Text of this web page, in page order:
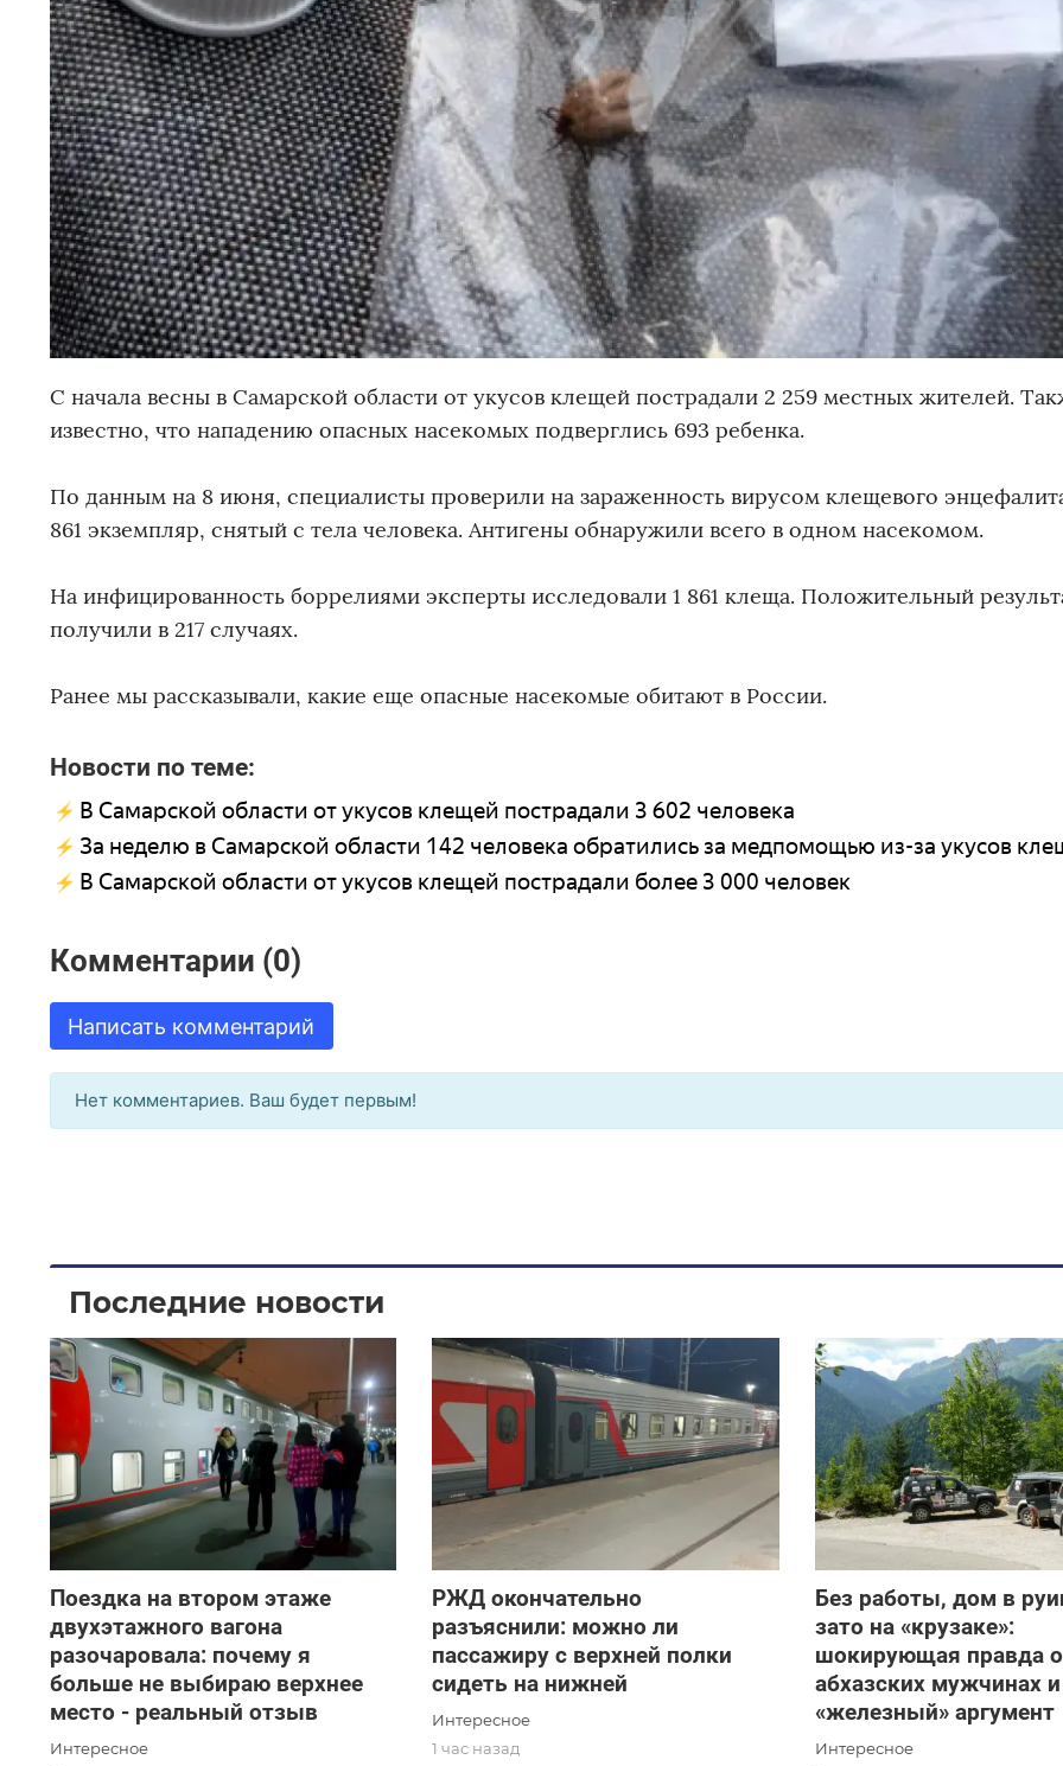
С начала весны в Самарской области от укусов клещей пострадали 2 259 местных жителей.
известно, что нападению опасных насекомых подверглись 693 ребенка.
По данным на 8 июня, специалисты проверили на зараженность вирусом клещевого
861 экземпляр, снятый с тела человека. Антигены обнаружили всего в одном насекомом.
На инфицированность боррелиями эксперты исследовали 1 861 клеща. Положительный
получили в 217 случаях.
Ранее мы рассказывали, какие еще опасные насекомые обитают в России.
Новости по теме:
В Самарской области от укусов клещей пострадали 3 602 человека
За неделю в Самарской области 142 человека обратились за медпомощью из-за укусов
В Самарской области от укусов клещей пострадали более 3 000 человек
Комментарии (0)
Написать комментарий
Нет комментариев. Ваш будет первым!
Последние новости
Поездка на втором этаже
двухэтажного вагона
разочаровала: почему я
больше не выбираю верхнее
место - реальный отзыв
Интересное
РЖД окончательно
разъяснили: можно ли
пассажиру с верхней полки
сидеть на нижней
Интересное
1 час назад
Без работы, дом в
зато на «крузаке»:
шокирующая правда
абхазских мужчинах
«железный» аргумент
Интересное